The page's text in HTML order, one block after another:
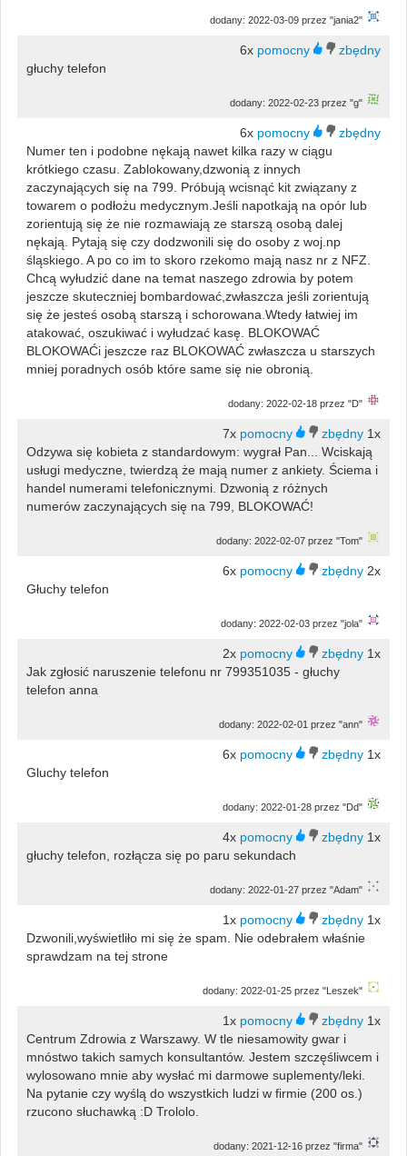
dodany: 2022-03-09 przez "jania2"
6x
głuchy telefon
dodany: 2022-02-23 przez "g"
6x
Numer ten i podobne nękają nawet kilka razy w ciągu
krótkiego czasu. Zablokowany,dzwonią z innych
zaczynających się na 799. Próbują wcisnąć kit związany z
towarem o podłożu medycznym.Jeśli napotkają na opór lub
zorientują się że nie rozmawiają ze starszą osobą dalej
nękają. Pytają się czy dodzwonili się do osoby z woj.np
śląskiego. A po co im to skoro rzekomo mają nasz nr z NFZ.
Chcą wyłudzić dane na temat naszego zdrowia by potem
jeszcze skuteczniej bombardować,zwłaszcza jeśli zorientują
się że jesteś osobą starszą i schorowana.Wtedy łatwiej im
atakować, oszukiwać i wyłudzać kasę. BLOKOWAĆ
BLOKOWAĆi jeszcze raz BLOKOWAĆ zwłaszcza u starszych
mniej poradnych osób które same się nie obronią.
dodany: 2022-02-18 przez "D"
7x
1x
Odzywa się kobieta z standardowym: wygrał Pan... Wciskają
usługi medyczne, twierdzą że mają numer z ankiety. Ściema i
handel numerami telefonicznymi. Dzwonią z różnych
numerów zaczynających się na 799, BLOKOWAĆ!
dodany: 2022-02-07 przez "Tom"
6x
2x
Głuchy telefon
dodany: 2022-02-03 przez "jola"
2x
1x
Jak zgłosić naruszenie telefonu nr 799351035 - głuchy
telefon anna
dodany: 2022-02-01 przez "ann"
6x
1x
Gluchy telefon
dodany: 2022-01-28 przez "Dd"
4x
1x
głuchy telefon, rozłącza się po paru sekundach
dodany: 2022-01-27 przez "Adam"
1x
1x
Dzwonili,wyświetliło mi się że spam. Nie odebrałem właśnie
sprawdzam na tej strone
dodany: 2022-01-25 przez "Leszek"
1x
1x
Centrum Zdrowia z Warszawy. W tle niesamowity gwar i
mnóstwo takich samych konsultantów. Jestem szczęśliwcem i
wylosowano mnie aby wysłać mi darmowe suplementy/leki.
Na pytanie czy wyślą do wszystkich ludzi w firmie (200 os.)
rzucono słuchawką :D Trololo.
dodany: 2021-12-16 przez "firma"